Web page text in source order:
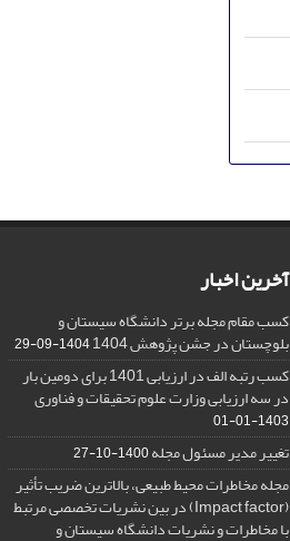
آخرین اخبار
کسب مقام مجله برتر دانشگاه سیستان و
بلوچستان در جشن پژوهش 1404 1404-09-29
کسب رتبه الف در ارزیابی 1401 برای دومین بار
در سه ارزیابی وزارت علوم تحقیقات و فناوری
1403-01-01
تغییر مدیر مسئول مجله1400-10-27
مجله مخاطرات محیط طبیعی، بالاترین ضریب تأثیر
(Impact factor) در بین نشریات تخصصی مرتبط
با مخاطرات و نشریات دانشگاه سیستان و